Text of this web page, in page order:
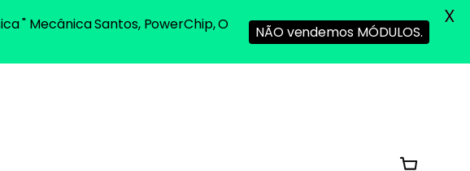
" Mecânica Santos, PowerChip, O
NÃO vendemos MÓDULOS.
X